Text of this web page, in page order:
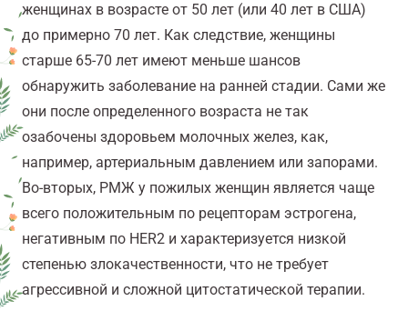
женщинах в возрасте от 50 лет (или 40 лет в США)
до примерно 70 лет. Как следствие, женщины
старше 65-70 лет имеют меньше шансов
обнаружить заболевание на ранней стадии. Сами же
они после определенного возраста не так
озабочены здоровьем молочных желез, как,
например, артериальным давлением или запорами.
Во-вторых, РМЖ у пожилых женщин является чаще
всего положительным по рецепторам эстрогена,
негативным по HER2 и характеризуется низкой
степенью злокачественности, что не требует
агрессивной и сложной цитостатической терапии.